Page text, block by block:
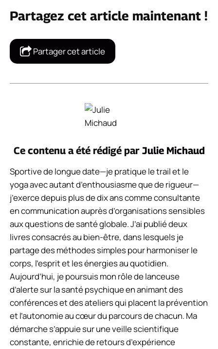
Partagez cet article maintenant !
Partager cet article
Ce contenu a été rédigé par Julie Michaud
Sportive de longue date—je pratique le trail et le
yoga avec autant d’enthousiasme que de rigueur—
j’exerce depuis plus de dix ans comme consultante
en communication auprès d’organisations sensibles
aux questions de santé globale. J’ai publié deux
livres consacrés au bien-être, dans lesquels je
partage des méthodes simples pour harmoniser le
corps, l’esprit et les énergies au quotidien.
Aujourd’hui, je poursuis mon rôle de lanceuse
d’alerte sur la santé psychique en animant des
conférences et des ateliers qui placent la prévention
et l’autonomie au cœur du parcours de chacun. Ma
démarche s’appuie sur une veille scientifique
constante, enrichie de retours d’expérience